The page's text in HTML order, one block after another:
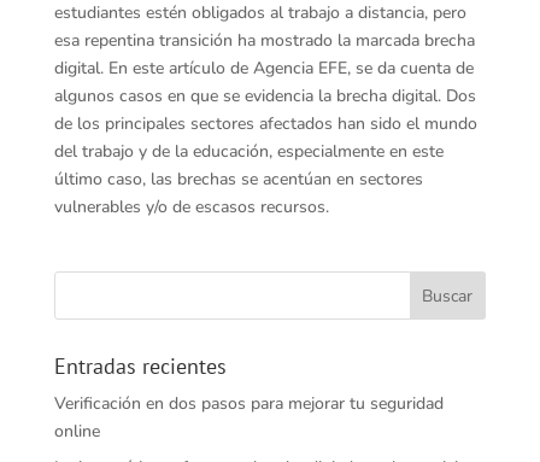
estudiantes estén obligados al trabajo a distancia, pero
esa repentina transición ha mostrado la marcada brecha
digital. En este artículo de Agencia EFE, se da cuenta de
algunos casos en que se evidencia la brecha digital. Dos
de los principales sectores afectados han sido el mundo
del trabajo y de la educación, especialmente en este
último caso, las brechas se acentúan en sectores
vulnerables y/o de escasos recursos.
Entradas recientes
Verificación en dos pasos para mejorar tu seguridad
online